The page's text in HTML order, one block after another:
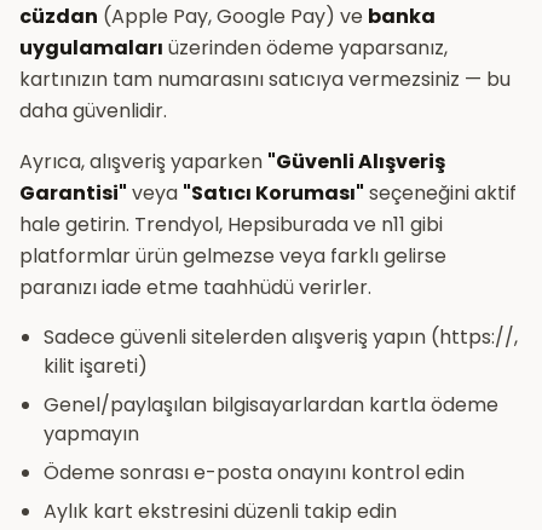
cüzdan (Apple Pay, Google Pay) ve banka
uygulamaları üzerinden ödeme yaparsanız,
kartınızın tam numarasını satıcıya vermezsiniz — bu
daha güvenlidir.
Ayrıca, alışveriş yaparken "Güvenli Alışveriş
Garantisi" veya "Satıcı Koruması" seçeneğini aktif
hale getirin. Trendyol, Hepsiburada ve n11 gibi
platformlar ürün gelmezse veya farklı gelirse
paranızı iade etme taahhüdü verirler.
Sadece güvenli sitelerden alışveriş yapın (https://,
kilit işareti)
Genel/paylaşılan bilgisayarlardan kartla ödeme
yapmayın
Ödeme sonrası e-posta onayını kontrol edin
Aylık kart ekstresini düzenli takip edin